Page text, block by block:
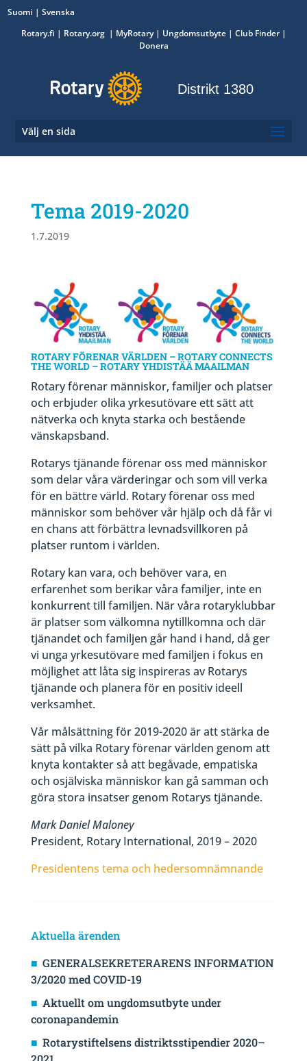
Suomi
Svenska
Rotary.fi | Rotary.org | MyRotary| Ungdomsutbyte| Club Finder|
Donera
Distrikt 1380
Välj en sida
Tema 2019-2020
1.7.2019
ROTARY FÖRENAR VÄRLDEN – ROTARY CONNECTS
THE WORLD – ROTARY YHDISTÄÄ MAAILMAN
Rotary förenar människor, familjer och platser
och erbjuder olika yrkesutövare ett sätt att
nätverka och knyta starka och bestående
vänskapsband.
Rotarys tjänande förenar oss med människor
som delar våra värderingar och som vill verka
för en bättre värld. Rotary förenar oss med
människor som behöver vår hjälp och då får vi
en chans att förbättra levnadsvillkoren på
platser runtom i världen.
Rotary kan vara, och behöver vara, en
erfarenhet som berikar våra familjer, inte en
konkurrent till familjen. När våra rotaryklubbar
är platser som välkomna nytillkomna och där
tjänandet och familjen går hand i hand, då ger
vi unga yrkesutövare med familjen i fokus en
möjlighet att låta sig inspireras av Rotarys
tjänande och planera för en positiv ideell
verksamhet.
Vår målsättning för 2019-2020 är att stärka de
sätt på vilka Rotary förenar världen genom att
knyta kontakter så att begåvade, empatiska
och osjälviska människor kan gå samman och
göra stora insatser genom Rotarys tjänande.
Mark Daniel Maloney
President, Rotary International, 2019 – 2020
Presidentens tema och hedersomnämnande
Aktuella ärenden
GENERALSEKRETERARENS INFORMATION
3/2020 med COVID-19
Aktuellt om ungdomsutbyte under
coronapandemin
Rotarystiftelsens distriktsstipendier 2020–